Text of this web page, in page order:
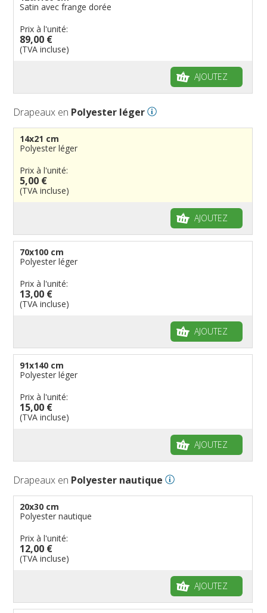
Satin avec frange dorée
Prix à l'unité:
89,00 €
(TVA incluse)
AJOUTEZ
Drapeaux en Polyester léger
14x21 cm
Polyester léger
Prix à l'unité:
5,00 €
(TVA incluse)
AJOUTEZ
70x100 cm
Polyester léger
Prix à l'unité:
13,00 €
(TVA incluse)
AJOUTEZ
91x140 cm
Polyester léger
Prix à l'unité:
15,00 €
(TVA incluse)
AJOUTEZ
Drapeaux en Polyester nautique
20x30 cm
Polyester nautique
Prix à l'unité:
12,00 €
(TVA incluse)
AJOUTEZ